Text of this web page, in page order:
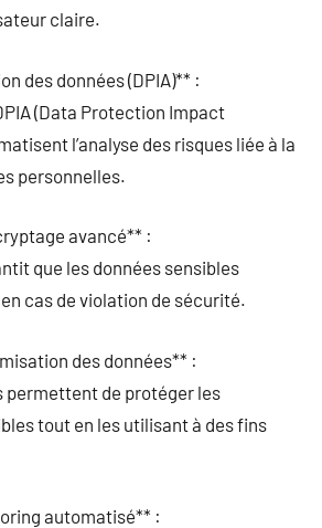
claire.
des données (DPIA)** :
(Data Protection Impact
l’analyse des risques liée à la
personnelles.
avancé** :
que les données sensibles
cas de violation de sécurité.
des données** :
permettent de protéger les
tout en les utilisant à des fins
automatisé** :